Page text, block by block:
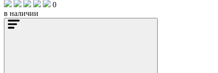
0
в наличии